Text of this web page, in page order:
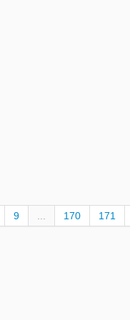
9 170 171